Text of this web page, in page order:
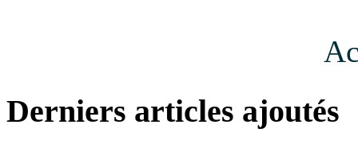
Derniers articles ajoutés